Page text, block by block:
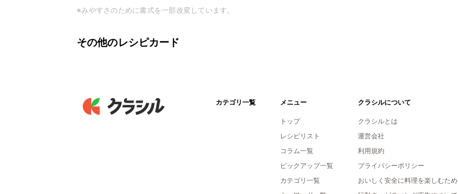
※みやすさのために書式を一部改変しています。
その他のレシピカード
カテゴリ一覧 メニュー
トップ
レシピリスト
コラム一覧
ピックアップ一覧
カテゴリ一覧
クラシルについて
クラシルとは
運営会社
利用規約
プライバシーポリシー
おいしく安全に料理を楽しむため